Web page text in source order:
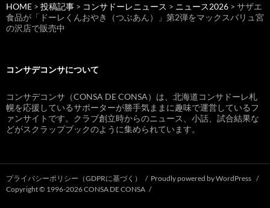
HOME > 投稿記事 > コンサドーレニュース > ニュース2026 > サザエ
食品が「ドーレくんおやき（つぶあん）」第2弾をマックスバリュ宮
の沢店で販売中
コンサデコンサについて
コンサデコンサ（CONSA DE CONSA）は、北海道コンサドーレ札
幌を応援しているサポーターが勝手気ままに趣味で運営しているフ
ァンサイトです。クラブ創立時からのニュース、小話、試合結果な
どがスクラップブックのように集められています。
プライバシーポリシー（GDPRに基づく）
Proudly powered by WordPress
Copyright © 1996-2026 CONSA DE CONSA